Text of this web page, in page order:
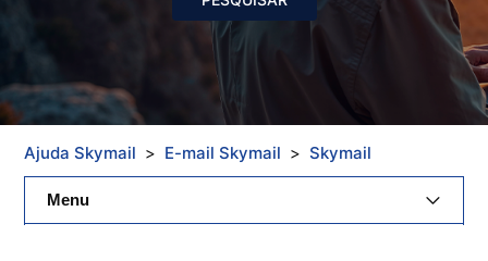
Ajuda Skymail E-mail Skymail Skymail
Menu